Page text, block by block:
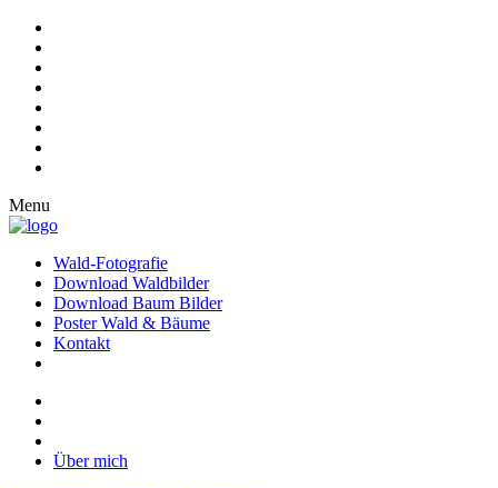
Menu
Wald-Fotografie
Download Waldbilder
Download Baum Bilder
Poster Wald & Bäume
Kontakt
Über mich